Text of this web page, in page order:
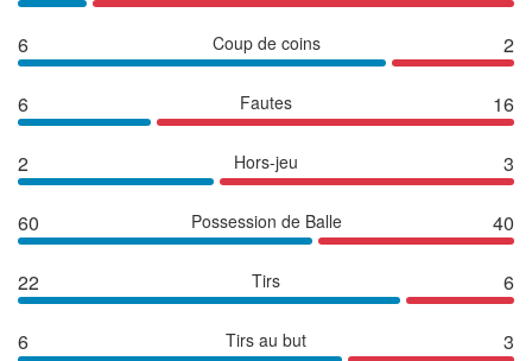
6 Coup de coins 2
6 Fautes 16
2 Hors-jeu 3
60 Possession de Balle 40
22 Tirs 6
6 Tirs au but 3